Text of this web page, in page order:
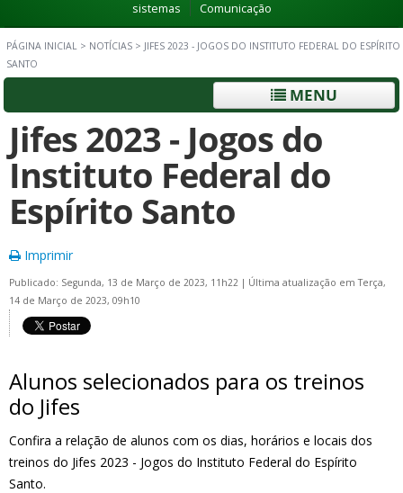
sistemas
Comunicação
PÁGINA INICIAL > NOTÍCIAS > JIFES 2023 - JOGOS DO INSTITUTO FEDERAL DO ESPÍRITO
SANTO
MENU
Jifes 2023 - Jogos do
Instituto Federal do
Espírito Santo
Imprimir
Publicado: Segunda, 13 de Março de 2023, 11h22 | Última atualização em Terça,
14 de Março de 2023, 09h10
Alunos selecionados para os treinos
do Jifes
Confira a relação de alunos com os dias, horários e locais dos
treinos do Jifes 2023 - Jogos do Instituto Federal do Espírito
Santo.